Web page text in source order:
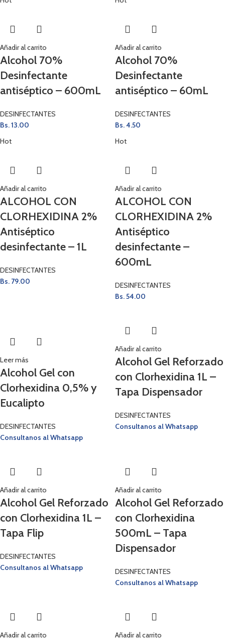
Añadir al carrito
Alcohol 70%
Desinfectante
antiséptico – 600mL
DESINFECTANTES
Bs.13.00
Añadir al carrito
Alcohol 70%
Desinfectante
antiséptico – 60mL
DESINFECTANTES
Bs.4.50
Hot
Añadir al carrito
ALCOHOL CON
CLORHEXIDINA 2%
Antiséptico
desinfectante – 1L
DESINFECTANTES
Bs. 79.00
Hot
Añadir al carrito
ALCOHOL CON
CLORHEXIDINA 2%
Antiséptico
desinfectante –
600mL
DESINFECTANTES
Bs.54.00
Leer más
Alcohol Gel con
Clorhexidina 0,5% y
Eucalipto
DESINFECTANTES
Consultanos al Whatsapp
Añadir al carrito
Alcohol Gel Reforzado
con Clorhexidina 1L –
Tapa Dispensador
DESINFECTANTES
Consultanos al Whatsapp
Añadir al carrito
Alcohol Gel Reforzado
con Clorhexidina 1L –
Tapa Flip
DESINFECTANTES
Consultanos al Whatsapp
Añadir al carrito
Alcohol Gel Reforzado
con Clorhexidina
500mL – Tapa
Dispensador
DESINFECTANTES
Consultanos al Whatsapp
Añadir al carrito Añadir al carrito